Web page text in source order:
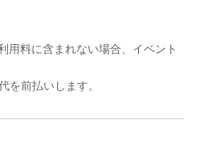
料に含まれない場合、イベント
前払いします。